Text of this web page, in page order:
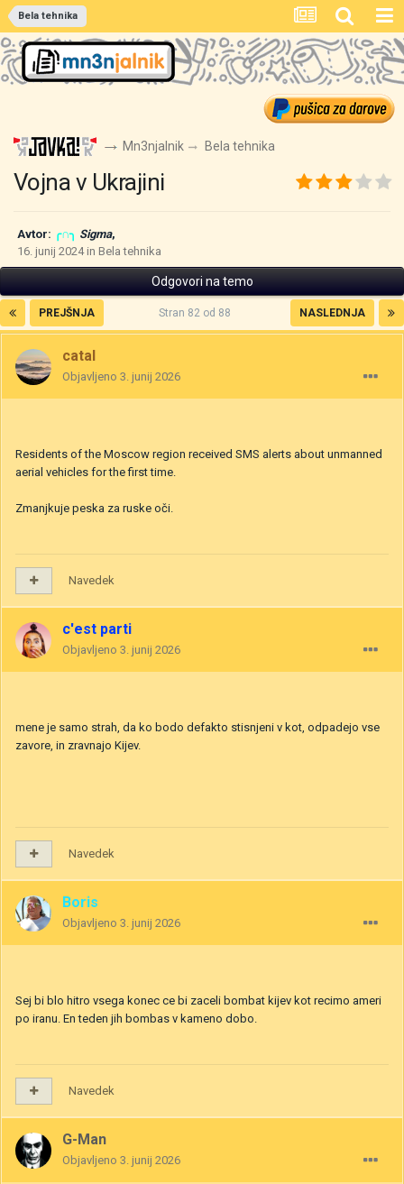
Bela tehnika
Mn3njalnik Bela tehnika
Vojna v Ukrajini
Avtor: ╭∩╮ Sigma,
16. junij 2024in Bela tehnika
Odgovori na temo
PREJŠNJA NASLEDNJA
Stran 82 od 88
catal
Objavljeno 3. junij 2026
Residents of the Moscow region received SMS alerts about unmanned
aerial vehicles for the first time.
Zmanjkuje peska za ruske oči.
Navedek
c'est parti
Objavljeno 3. junij 2026
mene je samo strah, da ko bodo defakto stisnjeni v kot, odpadejo vse
zavore, in zravnajo Kijev.
Navedek
Boris
Objavljeno 3. junij 2026
Sej bi blo hitro vsega konec ce bi zaceli bombat kijev kot recimo ameri
po iranu. En teden jih bombas v kameno dobo.
Navedek
G-Man
Objavljeno 3. junij 2026